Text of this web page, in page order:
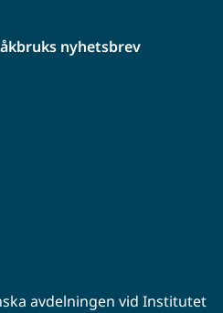
nyhetsbrev
avdelningen vid Institutet